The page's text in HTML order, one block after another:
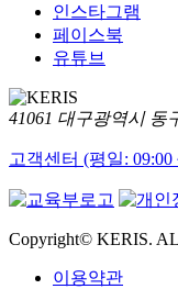
인스타그램
페이스북
유튜브
41061 대구광역시 동
고객센터 (평일: 09:00
Copyright© KERIS.
이용약관